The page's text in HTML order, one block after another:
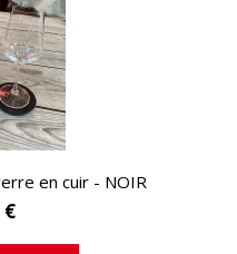
en cuir - NOIR
€